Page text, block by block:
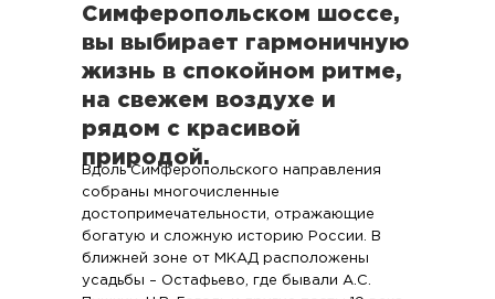
Симферопольском шоссе,
вы выбирает гармоничную
жизнь в спокойном ритме,
на свежем воздухе и
рядом с красивой
природой.
Вдоль Симферопольского направления
собраны многочисленные
достопримечательности, отражающие
богатую и сложную историю России. В
ближней зоне от МКАД расположены
усадьбы – Остафьево, где бывали А.С.